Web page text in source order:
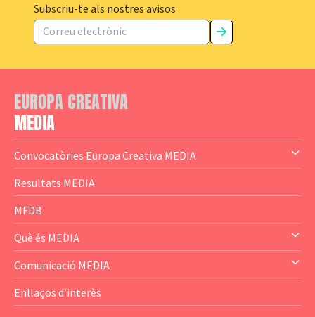
Subscriu-te als nostres avisos
EUROPA CREATIVA
MEDIA
Convocatòries Europa Creativa MEDIA
— Content Cluster
— Business Cluster
— Audience Cluster
— Altres
Resultats MEDIA
MFDB
Què és MEDIA
— El subprograma MEDIA
— Agència Executiva
Comunicació MEDIA
— Estrenes a Catalunya
Enllaços d’interès